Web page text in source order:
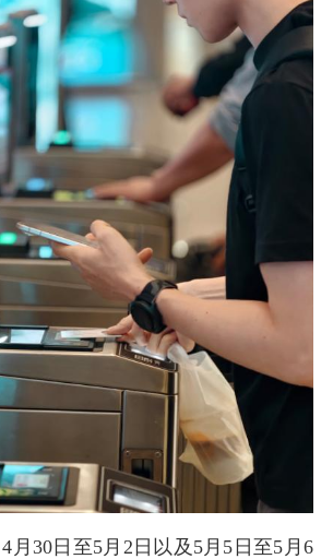
月30日至5月2日以及5月5日至5月6